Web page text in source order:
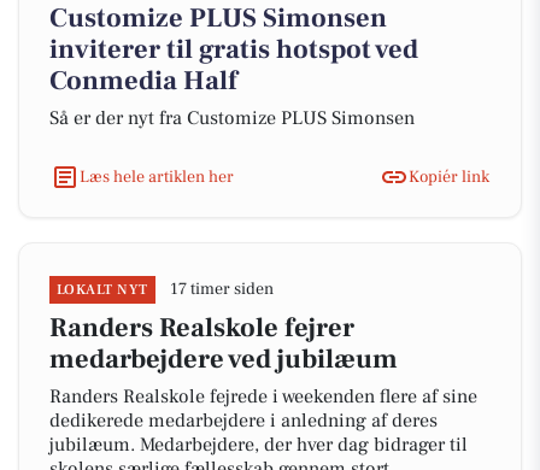
Customize PLUS Simonsen
inviterer til gratis hotspot ved
Conmedia Half
Så er der nyt fra Customize PLUS Simonsen
Læs hele artiklen her Kopiér link
LOKALT NYT 17 timer siden
Randers Realskole fejrer
medarbejdere ved jubilæum
Randers Realskole fejrede i weekenden flere af sine
dedikerede medarbejdere i anledning af deres
jubilæum. Medarbejdere, der hver dag bidrager til